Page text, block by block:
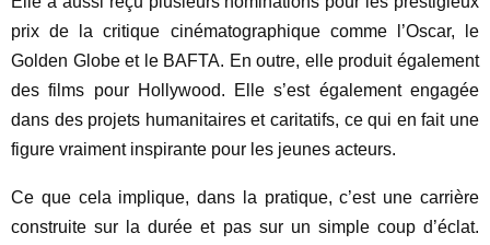
prix de la critique cinématographique comme l’Oscar, le
Golden Globe et le BAFTA. En outre, elle produit également
des films pour Hollywood. Elle s’est également engagée
dans des projets humanitaires et caritatifs, ce qui en fait une
figure vraiment inspirante pour les jeunes acteurs.
Ce que cela implique, dans la pratique, c’est une carrière
construite sur la durée et pas sur un simple coup d’éclat.